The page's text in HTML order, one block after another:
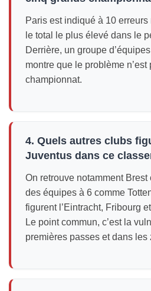
Paris est indiqué à 10
le total le plus élevé dans le
Derrière, un groupe
montre que le problème n’est
championnat.
4. Quels autres clubs
Juventus dans ce
On retrouve notamment Brest
des équipes à 6 comme
figurent l’Eintracht, Fribourg
Le point commun, c’est la
premières passes et dans les